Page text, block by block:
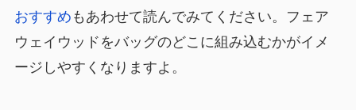
おすすめ もあわせて読んでみてください。フェア
ウェイウッドをバッグのどこに組み込むかがイメ
ージしやすくなりますよ。